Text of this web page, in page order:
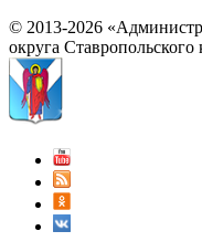
© 2013-2026
округа Ставропольского